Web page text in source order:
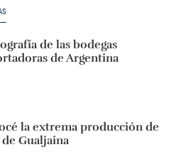
de las bodegas
de Argentina
la extrema producción de
Gualjaina